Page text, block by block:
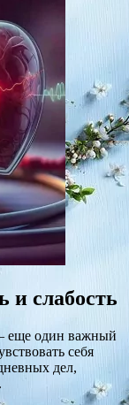
и слабость
еще один важный
себя
дел,